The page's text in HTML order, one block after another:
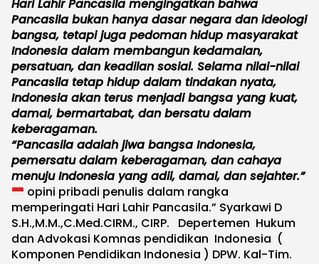
Hari Lahir Pancasila mengingatkan bahwa
Pancasila bukan hanya dasar negara dan ideologi
bangsa, tetapi juga pedoman hidup masyarakat
Indonesia dalam membangun kedamaian,
persatuan, dan keadilan sosial. Selama nilai-nilai
Pancasila tetap hidup dalam tindakan nyata,
Indonesia akan terus menjadi bangsa yang kuat,
damai, bermartabat, dan bersatu dalam
keberagaman.
“Pancasila adalah jiwa bangsa Indonesia,
pemersatu dalam keberagaman, dan cahaya
menuju Indonesia yang adil, damai, dan sejahter.”
opini pribadi penulis dalam rangka
memperingati Hari Lahir Pancasila.” Syarkawi D
S.H.,M.M.,C.Med.CIRM., CIRP. Depertemen Hukum
dan Advokasi Komnas pendidikan Indonesia (
Komponen Pendidikan Indonesia ) DPW. Kal-Tim.